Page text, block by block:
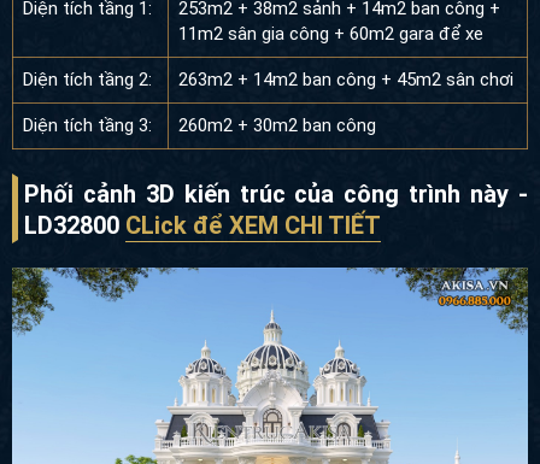
Diện tích tầng 1:
253m2 + 38m2 sảnh + 14m2 ban công +
11m2 sân gia công + 60m2 gara để xe
Diện tích tầng 2: 263m2 + 14m2 ban công + 45m2 sân chơi
Diện tích tầng 3: 260m2 + 30m2 ban công
Phối cảnh 3D kiến trúc của công trình này -
LD32800CLick để XEM CHI TIẾT